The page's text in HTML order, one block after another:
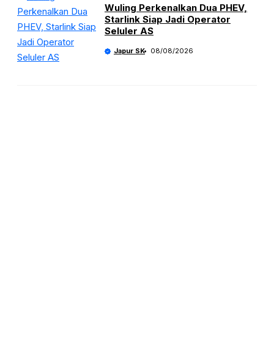
Wuling Perkenalkan Dua PHEV,
Starlink Siap Jadi Operator
Seluler AS
Japur SK 08/08/2026